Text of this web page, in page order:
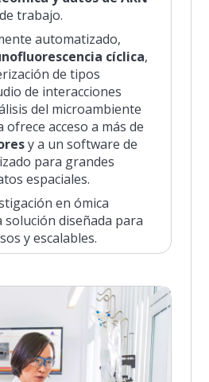
trabajo.
automatizado,
cíclica,
de tipos
de interacciones
del microambiente
ofrece acceso a más de
y a un software de
para grandes
espaciales.
en ómica
solución diseñada para
y escalables.